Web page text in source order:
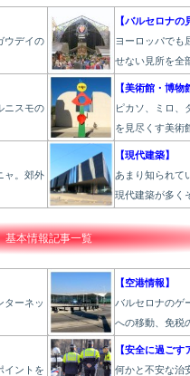
ウデイの
【バルセロナの
ヨーロッパでも
せない見所を全
ニスモの
【美術館・博物
ピカソ、ミロ、
を見尽くす美術
ャ。郊外
【現代建築】
あまり知られて
現代建築が多く
基本情報記事一覧
ターネッ
【空港情報】
バルセロナのゲ
への移動、免税
イントを
【安全に過ごす
何かと不安な治